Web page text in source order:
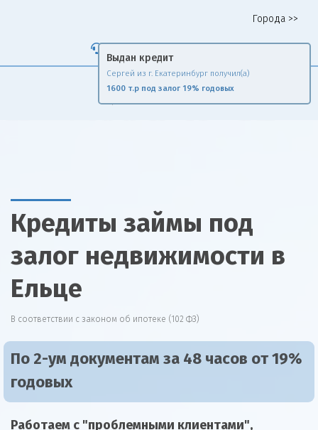
Города >>
Fin Rise
Кредиты займы под
залог недвижимости в
Ельце
В соответствии с законом об ипотеке (102 ФЗ)
По 2-ум документам за 48 часов от 19%
годовых
Работаем с "проблемными клиентами",
Выдан кредит
Сергей из г. Екатеринбург получил(а)
1600 т.р под залог 19% годовых